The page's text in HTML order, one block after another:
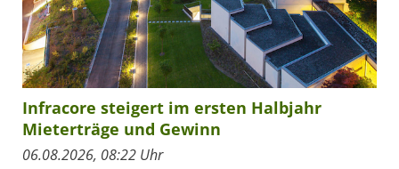
Infracore steigert im ersten Halbjahr
Mieterträge und Gewinn
06.08.2026, 08:22 Uhr